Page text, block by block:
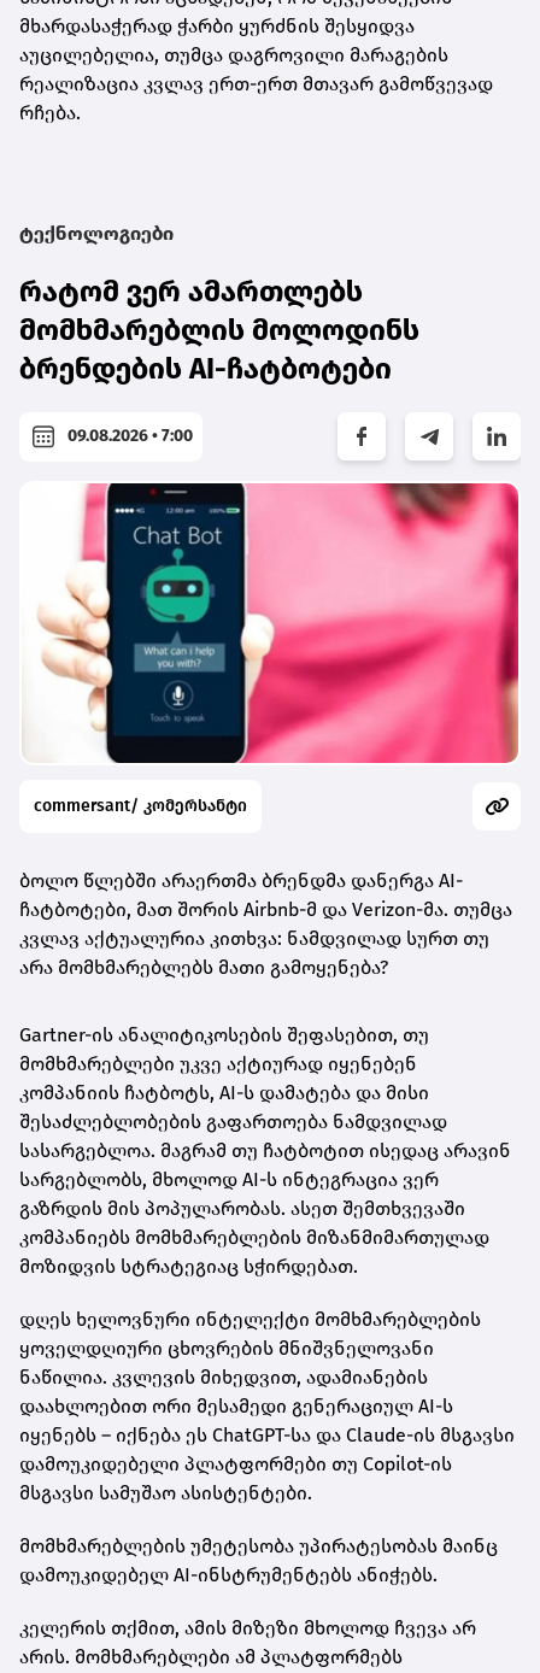
მხარდასაჭერად ჭარბი ყურძნის შესყიდვა
აუცილებელია, თუმცა დაგროვილი მარაგების
რეალიზაცია კვლავ ერთ-ერთ მთავარ გამოწვევად
რჩება.
ტექნოლოგიები
რატომ ვერ ამართლებს
მომხმარებლის მოლოდინს
ბრენდების AI-ჩატბოტები
09.08.2026 • 7:00
commersant/ კომერსანტი
ბოლო წლებში არაერთმა ბრენდმა დანერგა AI-
ჩატბოტები, მათ შორის Airbnb-მ და Verizon-მა. თუმცა
კვლავ აქტუალურია კითხვა: ნამდვილად სურთ თუ
არა მომხმარებლებს მათი გამოყენება?
Gartner-ის ანალიტიკოსების შეფასებით, თუ
მომხმარებლები უკვე აქტიურად იყენებენ
კომპანიის ჩატბოტს, AI-ს დამატება და მისი
შესაძლებლობების გაფართოება ნამდვილად
სასარგებლოა. მაგრამ თუ ჩატბოტით ისედაც არავინ
სარგებლობს, მხოლოდ AI-ს ინტეგრაცია ვერ
გაზრდის მის პოპულარობას. ასეთ შემთხვევაში
კომპანიებს მომხმარებლების მიზანმიმართულად
მოზიდვის სტრატეგიაც სჭირდებათ.
დღეს ხელოვნური ინტელექტი მომხმარებლების
ყოველდღიური ცხოვრების მნიშვნელოვანი
ნაწილია. კვლევის მიხედვით, ადამიანების
დაახლოებით ორი მესამედი გენერაციულ AI-ს
იყენებს – იქნება ეს ChatGPT-სა და Claude-ის მსგავსი
დამოუკიდებელი პლატფორმები თუ Copilot-ის
მსგავსი სამუშაო ასისტენტები.
მომხმარებლების უმეტესობა უპირატესობას მაინც
დამოუკიდებელ AI-ინსტრუმენტებს ანიჭებს.
კელერის თქმით, ამის მიზეზი მხოლოდ ჩვევა არ
არის. მომხმარებლები ამ პლატფორმებს